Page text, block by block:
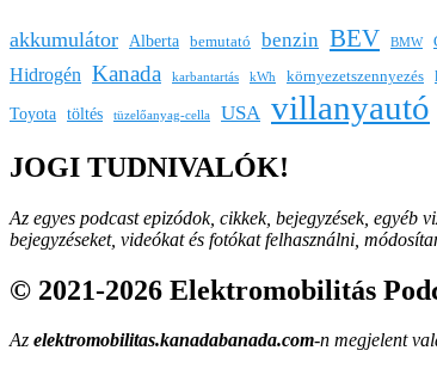
akkumulátor Alberta bemutató benzin BEV BMW
Hidrogén Kanada karbantartás kWh környezetszennyezés
Toyota töltés tüzelőanyag-cella USA villanyautó
JOGI TUDNIVALÓK!
Az egyes podcast epizódok, cikkek, bejegyzések,
bejegyzéseket, videókat és fotókat felhasználni,
© 2021-2026 Elektromobilitás
Az elektromobilitas.kanadabanada.com-n megjelent